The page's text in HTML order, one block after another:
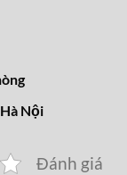
Nội
Đánh giá